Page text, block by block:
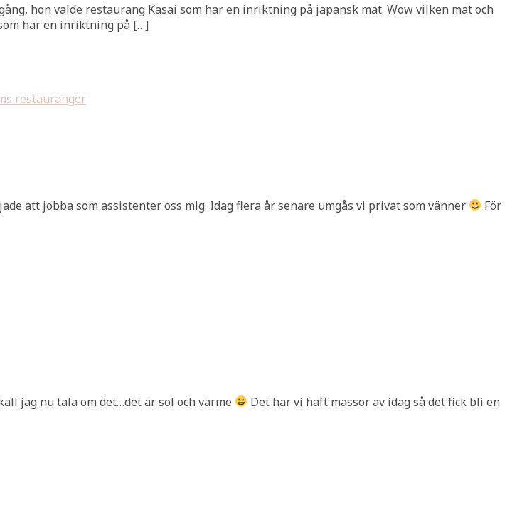
hon valde restaurang Kasai som har en inriktning på japansk mat. Wow vilken mat och
har en inriktning på […]
restauranger
att jobba som assistenter oss mig. Idag flera år senare umgås vi privat som vänner
För
jag nu tala om det…det är sol och värme
Det har vi haft massor av idag så det fick bli en